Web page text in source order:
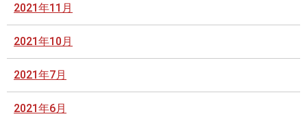
2021年11月
2021年10月
2021年7月
2021年6月